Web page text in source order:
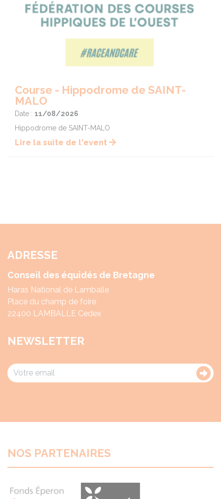
Course - Hippodrome de SAINT-
MALO
Date : 11/08/2026
Hippodrome de SAINT-MALO
Lire la suite de l'event
ADRESSE
Conseil des équidés de Bretagne
Haras National de Lamballe
Place du champ de foire
22400 LAMBALLE Cedex
NEWSLETTER
NOS PARTENAIRES